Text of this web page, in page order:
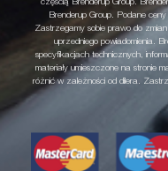
Brenderup Group. Podane ceny
Zastrzegamy sobie prawo do
uprzedniego powiadomienia.
specyfikacjach technicznych,
materiały umieszczone na stronie
różnić w zależności od dilera.